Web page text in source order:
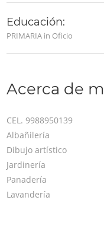
Educación:
PRIMARIA in Oficio
Acerca de
CEL. 9988950139
Albañilería
Dibujo artístico
Jardinería
Panadería
Lavandería